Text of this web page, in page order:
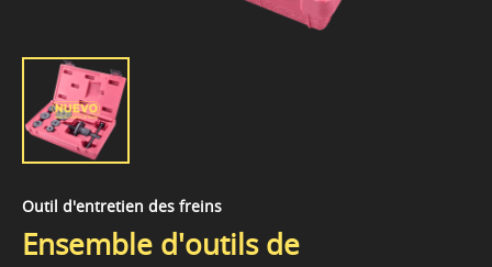
Outil d'entretien des freins
Ensemble d'outils de